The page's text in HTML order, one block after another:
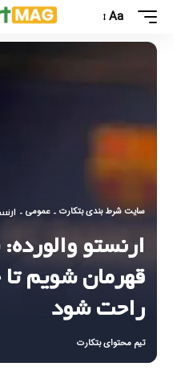
Aa
سایت شرط بندی بتکارت - عمومی -
ارنستو
قهرمان شویم تا
راحت شود
تیم محتوای بتکارت